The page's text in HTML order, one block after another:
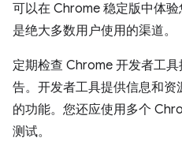
可以在 Chrome 稳定版中体
是绝大多数用户使用的渠道。
定期检查 Chrome 开发者工
告。开发者工具提供信息和
的功能。您还应使用多个
测试。